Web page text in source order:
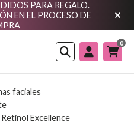
PARA REGALO.
EN EL PROCESO DE
Buscar
0
faciales
Excellence